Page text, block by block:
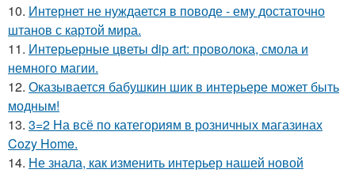
10. Интернет не нуждается в поводе - ему достаточно
штанов с картой мира.
11. Интерьерные цветы dip art: проволока, смола и
немного магии.
12. Оказывается бабушкин шик в интерьере может быть
модным!
13. 3=2 На всё по категориям в розничных магазинах
Cozy Home.
14. Не знала, как изменить интерьер нашей новой